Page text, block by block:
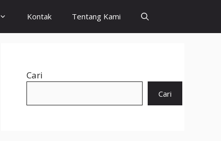
Kontak Tentang Kami
Cari
Cari